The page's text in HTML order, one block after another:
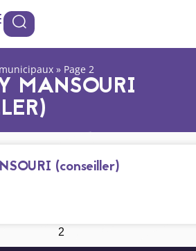
cookies
» Page 2
MANSOURI
(conseiller)
2